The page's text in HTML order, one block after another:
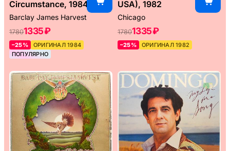
Circumstance, 1984
Barclay James Harvest
17801335 ₽
–25%
ОРИГИНАЛ 1984
ПОПУЛЯРНО
USA), 1982
Chicago
17801335 ₽
–25% ОРИГИНАЛ 1982